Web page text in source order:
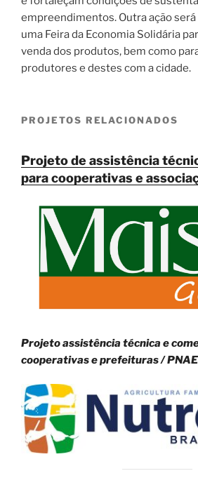
empreendimentos. Outra ação será
uma Feira da Economia Solidária
venda dos produtos, bem como
produtores e destes com a cidade.
PROJETOS RELACIONADOS
Projeto de assistência
para cooperativas e
Projeto assistência técnica e
cooperativas e prefeituras /